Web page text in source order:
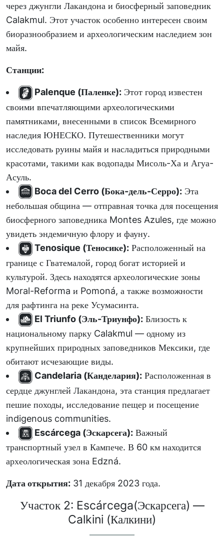
через джунгли Лакандона и биосферный заповедник
Calakmul. Этот участок особенно интересен своим
биоразнообразием и археологическим наследием зон
майя.
Станции:
Palenque (Паленке): Этот город известен
своими впечатляющими археологическими
памятниками, внесенными в список Всемирного
наследия ЮНЕСКО. Путешественники могут
исследовать руины майя и насладиться природными
красотами, такими как водопады Мисоль-Ха и Агуа-
Асуль.
Boca del Cerro (Бока-дель-Серро): Эта
небольшая община — отправная точка для посещения
биосферного заповедника Montes Azules, где можно
увидеть эндемичную флору и фауну.
Tenosique (Теносике): Расположенный на
границе с Гватемалой, город богат историей и
культурой. Здесь находятся археологические зоны
Moral-Reforma и Pomoná, а также возможности
для рафтинга на реке Усумасинта.
El Triunfo (Эль-Триунфо): Близость к
национальному парку Calakmul — одному из
крупнейших природных заповедников Мексики, где
обитают исчезающие виды.
Candelaria (Канделария): Расположенная в
сердце джунглей Лакандона, эта станция предлагает
пешие походы, исследование пещер и посещение
indigenous communities.
Escárcega (Эскарсега): Важный
транспортный узел в Кампече. В 60 км находится
археологическая зона Edzná.
Дата открытия: 31 декабря 2023 года.
Участок 2: Escárcega(Эскарсега) —
Calkini (Калкини)